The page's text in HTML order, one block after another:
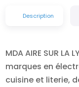
Description
MDA AIRE SUR LA
marques en
cuisine et literie,